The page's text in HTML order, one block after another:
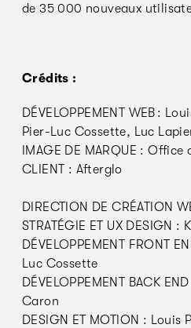
de 35 000 nouveaux
Crédits :
DÉVELOPPEMENT WEB :
Pier-Luc Cossette, Luc
IMAGE DE MARQUE :
CLIENT : Afterglo
DIRECTION DE CRÉATION
STRATÉGIE ET UX DESIGN :
DÉVELOPPEMENT FRONT
Luc Cossette
DÉVELOPPEMENT BACK
Caron
DESIGN ET MOTION : Louis